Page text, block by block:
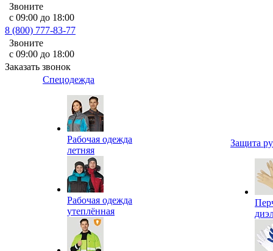
Звоните
с 09:00 до 18:00
8 (800) 777-83-77
Звоните
с 09:00 до 18:00
Заказать звонок
Спецодежда
Рабочая одежда
летняя
Рабочая одежда
утеплённая
Защита